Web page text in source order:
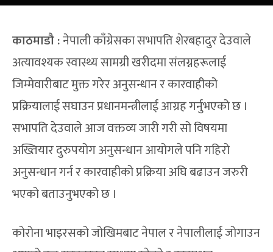
काठमाडौ:नेपाली काँग्रेसका सभापति शेरबहादुर देउवाले
अत्यावश्यक स्वास्थ्य सामग्री खरीदमा संलग्नहरूलाई
जिम्मेवारीबाट मुक्त गरेर अनुसन्धान र कारवाहीको
प्रक्रियालाई सघाउन प्रधानमन्त्रीलाई आग्रह गर्नुभएको छ ।
सभापति देउवाले आज वक्तव्य जारी गरी सो विषयमा
अख्तियार दुरुपयोग अनुसन्धान आयोगले पनि गहिरो
अनुसन्धान गर्न र कारवाहीको प्रक्रिया अघि बढाउन जरुरी
भएको बताउनुभएको छ ।
कोरोना भाइरसको जोखिमबाट नेपाल र नेपालीलाई जोगाउन